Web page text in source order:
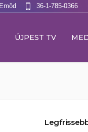
36-1-785-0366
ÚJPEST TV